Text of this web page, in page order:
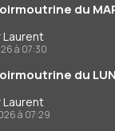
du
Laurent
à 07:30
du
Laurent
à 07:29